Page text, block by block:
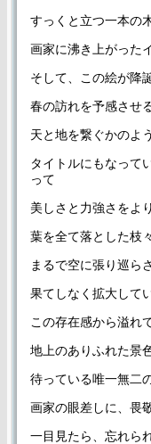
すっくと立つ一本の
画家に沸き上がった
そして、この絵が降
春の訪れを予感させ
天と地を繋ぐかのよ
タイトルにもなって
って
美しさと力強さをよ
葉を全て落とした枝
まるで空に張り巡ら
果てしなく拡大して
この存在感から溢れ
地上のありふれた景
待っている唯一無二
画家の眼差しに、畏
一目見たら、忘れら